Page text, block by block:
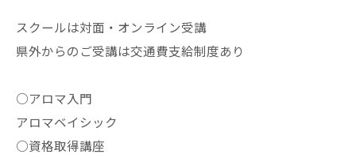
スクールは対面・オンライン受講
県外からのご受講は交通費支給制度あり
○アロマ入門
アロマベイシック
○資格取得講座